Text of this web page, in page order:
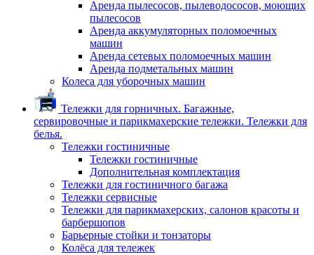
Аренда пылесосов, пылеводососов, моющих
пылесосов
Аренда аккумуляторных поломоечных
машин
Аренда сетевых поломоечных машин
Аренда подметальных машин
Колеса для уборочных машин
Тележки для горничных. Багажные,
сервировочные и парикмахерские тележки. Тележки для
белья.
Тележки гостиничные
Тележки гостиничные
Дополнительная комплектация
Тележки для гостиничного багажа
Тележки сервисные
Тележки для парикмахерских, салонов красоты и
барбершопов
Барьерные стойки и тонзаторы
Колёса для тележек